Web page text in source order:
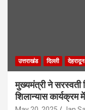
उत्तराखंड दिल्ली देहरादून
मुख्यमंत्री ने सरस्वती
शिलान्यास कार्यक्रम